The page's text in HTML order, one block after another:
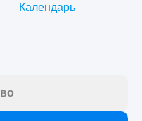
Календарь